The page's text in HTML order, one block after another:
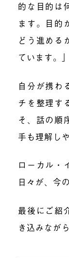
的な目的は
ます。目的
どう進める
ています。
自分が携わ
チを整理す
そ、話の順
手も理解し
ローカル・
日々が、今
最後にご紹
き込みなが